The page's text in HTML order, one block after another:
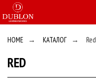
HOME → КАТАЛОГ → Red
RED